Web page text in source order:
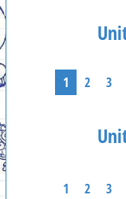
1 2 3
1 2 3